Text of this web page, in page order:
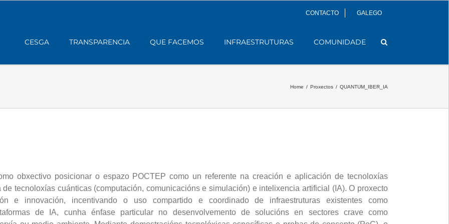
CONTACTO GALEGO
CESGA TRANSPARENCIA QUE FACEMOS INFRAESTRUTURAS COMUNIDADE
Home / Proxectos / QUANTUM_IBER_IA
obxectivo posicionar o espazo POCTEP como un referente na creación e aplicación de tecnoloxías
tecnoloxías cuánticas (computación, comunicacións e simulación) e intelixencia artificial (IA). O proxecto
e innovación, incentivando o uso compartido e coordinado de infraestruturas existentes como
de IA, cunha énfase particular no desenvolvemento de solucións en sectores crave como